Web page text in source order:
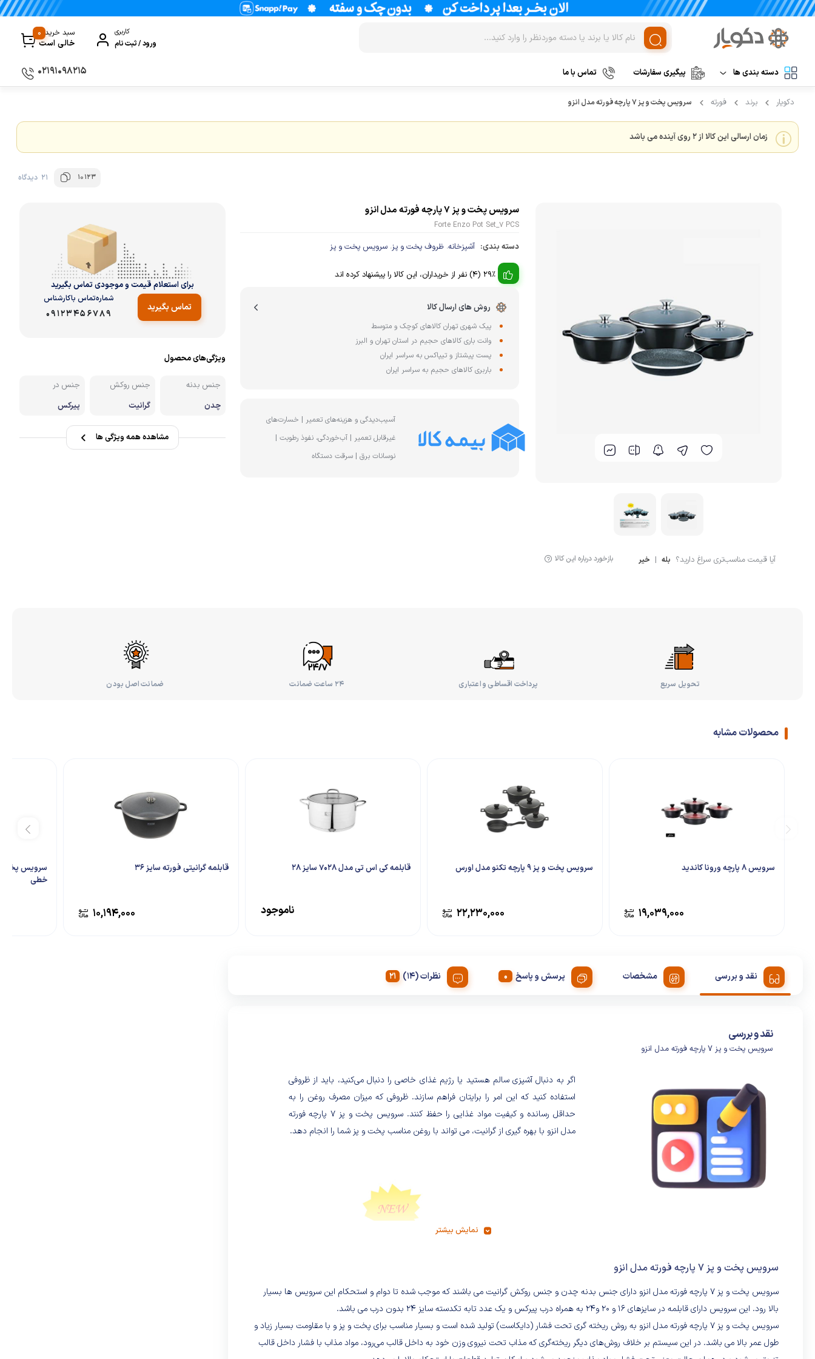
کاربری
ورود / ثبت نام
سبد خرید
خالی است
0
دسته بندی ها
لوازم برقی آشپزخانه غذاساز و خردکن
آون توستر
پلوپز
تستر نان
زودپز
هات داگ پز
گریل
اسپرسو ساز
چای ساز
آبمیوه گیری
ظروف سرو و پذیرایی
ظروف نگهداری
کلمن و فلاسک
نظافت و شستشو
پیگیری سفارشات تماس با ما ۰۲۱۹۱۰۹۸۲۱۵
دکویار برند فورته سرویس پخت و پز 7 پارچه فورته مدل انزو
زمان ارسالی این کالا از 2 روی آینده می باشد
10123 21 دیدگاه
آیا قیمت مناسب‌تری سراغ دارید؟ بله | خیر بازخورد درباره این کالا
سرویس پخت و پز 7 پارچه فورته مدل انزو
Forte Enzo Pot Set_7 PCS
دسته بندی: آشپزخانه،ظروف پخت و پز،سرویس پخت و پز
29% (4) نفر از خریداران، این کالا را پیشنهاد کرده اند
روش های ارسال کالا
پیک شهری تهران کالاهای کوچک و متوسط
وانت باری کالاهای حجیم در استان تهران و البرز
پست پیشتاز و تیپاکس به سراسر ایران
باربری کالاهای حجیم به سراسر ایران
آسیب‌دیدگی و هزینه‌های تعمیر | خسارت‌های
غیرقابل تعمیر | آب‌خوردگی، نفوذ رطوبت |
نوسانات برق | سرقت دستگاه
برای استعلام قیمت و موجودی تماس بگیرید
تماس بگیرید
شماره‌تماس‌ با‌کارشناس
09123456789
ویژگی‌های محصول
جنس بدنه
چدن
جنس روکش
گرانیت
جنس در
پیرکس
مشاهده همه ویژگی ها
تحویل سریع پرداخت اقساطی و اعتباری ۲۴ ساعت ضمانت ضمانت اصل بودن
محصولات مشابه
سرویس ۸ پارچه ورونا کاندید
۱۹,۰۳۹,۰۰۰
سرویس پخت و پز 9 پارچه تکنو مدل اورس
۲۲,۲۳۰,۰۰۰
قابلمه کی اس تی مدل 7028 سایز 28
ناموجود
قابلمه گرانیتی فورته سایز 36
۱۰,۱۹۴,۰۰۰
خطی
نقد و بررسی مشخصات پرسش و پاسخ نظرات (14)
نقد و بررسی
سرویس پخت و پز 7 پارچه فورته مدل انزو
اگر به‌ دنبال آشپزی سالم هستید یا رژیم غذای خاصی را دنبال می‌کنید، باید از ظروفی
استفاده کنید که این امر را برایتان فراهم سازند. ظروفی که میزان مصرف روغن را به
حداقل رسانده و کیفیت مواد غذایی را حفظ کنند. سرویس پخت و پز 7 پارچه فورته
مدل انزو با بهره گیری از گرانیت، می تواند با روغن مناسب پخت و پز شما را انجام دهد.
نمایش بیشتر
سرویس پخت و پز 7 پارچه فورته مدل انزو
سرویس پخت و پز 7 پارچه فورته مدل انزو دارای جنس بدنه چدن و جنس روکش گرانیت می باشند که موجب شده تا دوام و استحکام این سرویس ها بسیار
بالا رود. این سرویس دارای قابلمه در سایزهای 16 و 20 و24 به همراه درب پیرکس و یک عدد تابه تکدسته سایز 24 بدون درب می باشد.
سرویس پخت و پز 7 پارچه فورته مدل انزو به روش ریخته گری تحت فشار (دایکاست) تولید شده است و بسیار مناسب برای پخت و پز و با مقاومت بسیار زیاد و
طول عمر بالا می باشد. در این سیستم بر خلاف روش‌های دیگر ریخته‌گری که مذاب تحت نیروی وزن خود به داخل قالب می‌رود، مواد مذاب با فشار داخل قالب